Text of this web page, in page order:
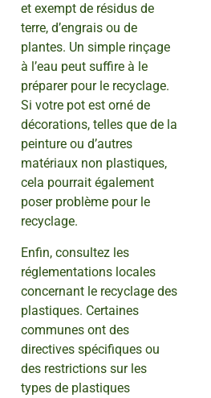
et exempt de résidus de
terre, d’engrais ou de
plantes. Un simple rinçage
à l’eau peut suffire à le
préparer pour le recyclage.
Si votre pot est orné de
décorations, telles que de la
peinture ou d’autres
matériaux non plastiques,
cela pourrait également
poser problème pour le
recyclage.
Enfin, consultez les
réglementations locales
concernant le recyclage des
plastiques. Certaines
communes ont des
directives spécifiques ou
des restrictions sur les
types de plastiques